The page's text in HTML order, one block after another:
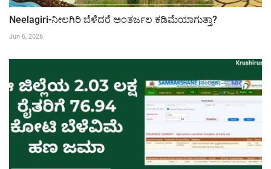
Neelagiri-ನೀಲಗಿರಿ ಬೆಳೆದರೆ ಅಂತರ್ಜಲ ಕಡಿಮೆಯಾಗುತ್ತಾ?
Jun 6, 2026